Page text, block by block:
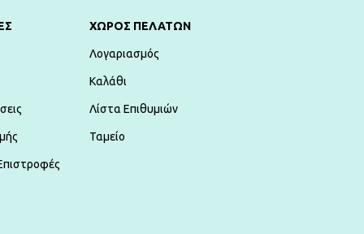
ΧΏΡΟΣ ΠΕΛΑΤΏΝ
Λογαριασμός
Καλάθι
Λίστα Επιθυμιών
Ταμείο